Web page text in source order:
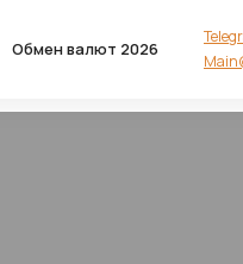
Обмен валют 2026